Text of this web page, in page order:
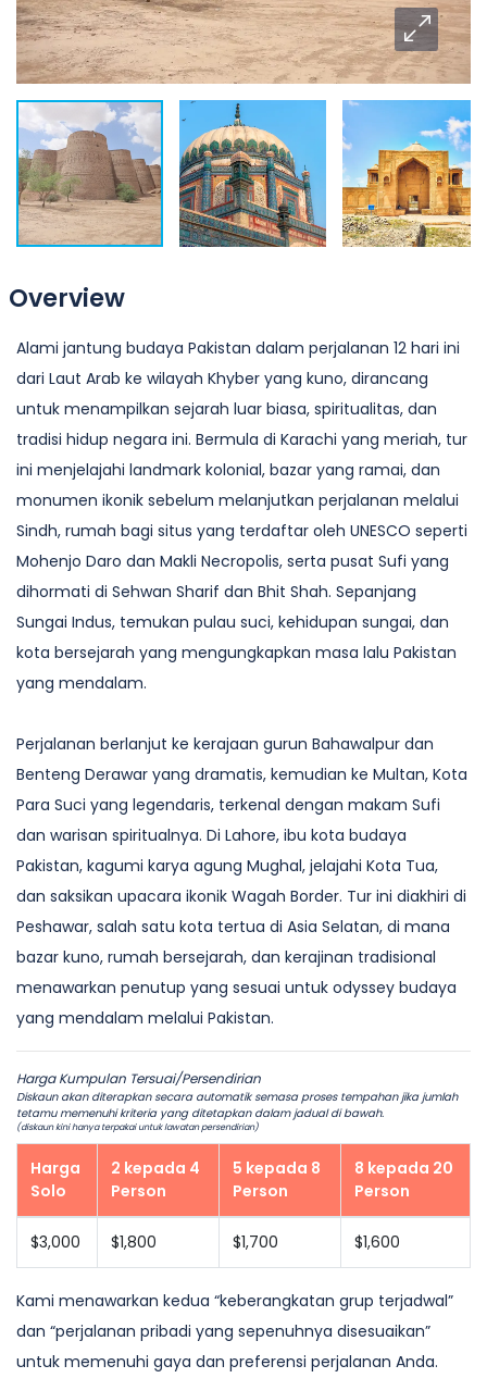
Overview
Alami jantung budaya Pakistan dalam perjalanan 12 hari ini
dari Laut Arab ke wilayah Khyber yang kuno, dirancang
untuk menampilkan sejarah luar biasa, spiritualitas, dan
tradisi hidup negara ini. Bermula di Karachi yang meriah, tur
ini menjelajahi landmark kolonial, bazar yang ramai, dan
monumen ikonik sebelum melanjutkan perjalanan melalui
Sindh, rumah bagi situs yang terdaftar oleh UNESCO seperti
Mohenjo Daro dan Makli Necropolis, serta pusat Sufi yang
dihormati di Sehwan Sharif dan Bhit Shah. Sepanjang
Sungai Indus, temukan pulau suci, kehidupan sungai, dan
kota bersejarah yang mengungkapkan masa lalu Pakistan
yang mendalam.
Perjalanan berlanjut ke kerajaan gurun Bahawalpur dan
Benteng Derawar yang dramatis, kemudian ke Multan, Kota
Para Suci yang legendaris, terkenal dengan makam Sufi
dan warisan spiritualnya. Di Lahore, ibu kota budaya
Pakistan, kagumi karya agung Mughal, jelajahi Kota Tua,
dan saksikan upacara ikonik Wagah Border. Tur ini diakhiri di
Peshawar, salah satu kota tertua di Asia Selatan, di mana
bazar kuno, rumah bersejarah, dan kerajinan tradisional
menawarkan penutup yang sesuai untuk odyssey budaya
yang mendalam melalui Pakistan.
Harga Kumpulan Tersuai/Persendirian
Diskaun akan diterapkan secara automatik semasa proses tempahan jika jumlah
tetamu memenuhi kriteria yang ditetapkan dalam jadual di bawah.
(diskaun kini hanya terpakai untuk lawatan persendirian)
Harga
Solo
2 kepada 4
Person
5 kepada 8
Person
8 kepada 20
Person
$3,000 $1,800 $1,700 $1,600
Kami menawarkan kedua “keberangkatan grup terjadwal”
dan “perjalanan pribadi yang sepenuhnya disesuaikan”
untuk memenuhi gaya dan preferensi perjalanan Anda.